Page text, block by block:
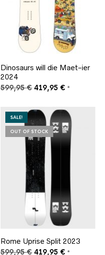
Dinosaurs will die Maet-ier
2024
599,95€ Ursprünglicher
war:
599,95 €
419,95 €Aktueller
ist:
419,95 €.
*
SALE!
OUT OF STOCK
Rome Uprise Split 2023
599,95€ Ursprünglicher
419,95 €Aktueller
*